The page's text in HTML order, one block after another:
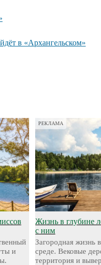
в «Архангельском»
и
РЕКЛАМА
Жизнь в глубине
с ним
Загородная жизнь
среде. Вековые
территория и